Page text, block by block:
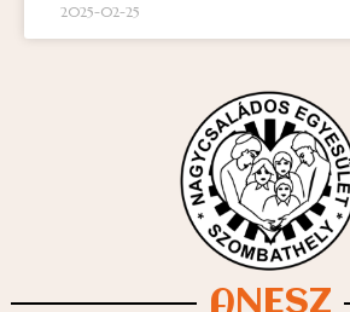
2025-02-25
ANESZ